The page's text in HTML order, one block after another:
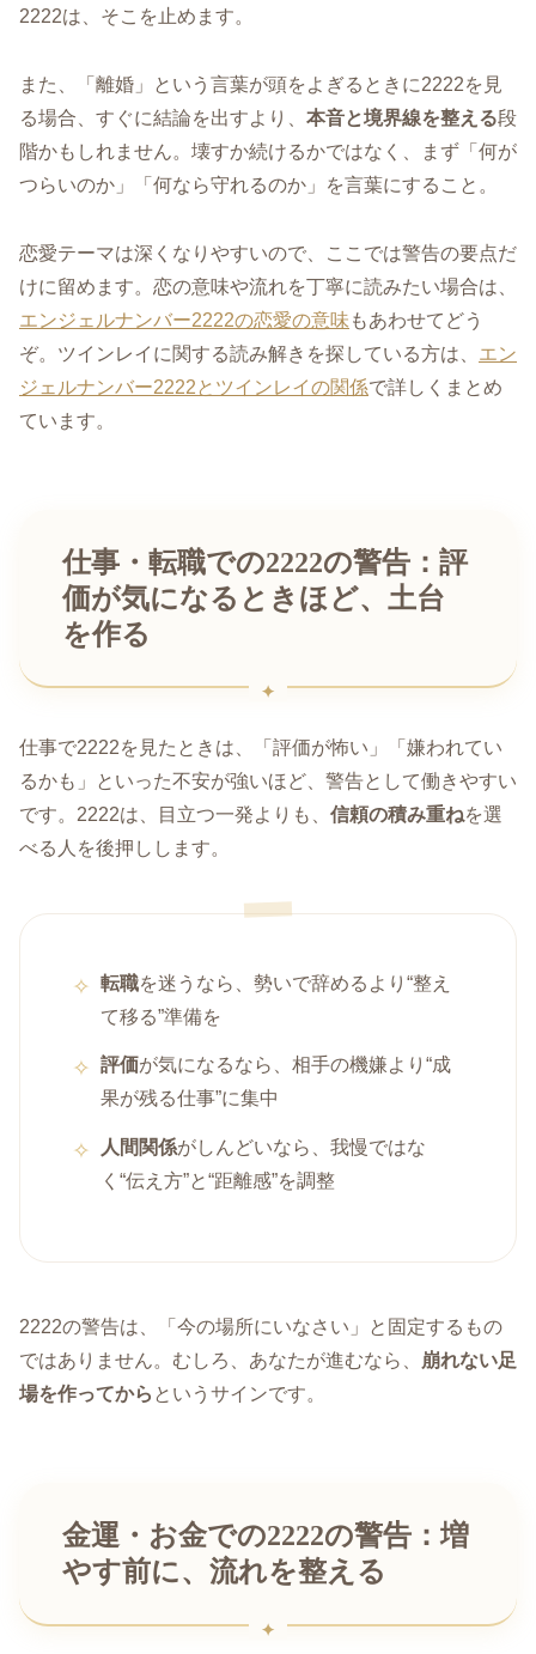
2222は、そこを止めます。
また、「離婚」という言葉が頭をよぎるときに2222を見
る場合、すぐに結論を出すより、 本音と境界線を整える段
階かもしれません。壊すか続けるかではなく、まず「何が
つらいのか」「何なら守れるのか」を言葉にすること。
恋愛テーマは深くなりやすいので、ここでは警告の要点だ
けに留めます。恋の意味や流れを丁寧に読みたい場合は、
エンジェルナンバー2222の恋愛の意味 もあわせてどう
ぞ。ツインレイに関する読み解きを探している方は、 エン
ジェルナンバー2222とツインレイの関係で詳しくまとめ
ています。
仕事・転職での2222の警告：評
価が気になるときほど、土台
を作る
仕事で2222を見たときは、「評価が怖い」「嫌われてい
るかも」といった不安が強いほど、警告として働きやすい
です。2222は、目立つ一発よりも、 信頼の積み重ねを選
べる人を後押しします。
転職を迷うなら、勢いで辞めるより“整え
て移る”準備を
評価が気になるなら、相手の機嫌より“成
果が残る仕事”に集中
人間関係がしんどいなら、我慢ではな
く“伝え方”と“距離感”を調整
2222の警告は、「今の場所にいなさい」と固定するもの
ではありません。むしろ、あなたが進むなら、
崩れない足
場を作ってから というサインです。
金運・お金での2222の警告：増
やす前に、流れを整える